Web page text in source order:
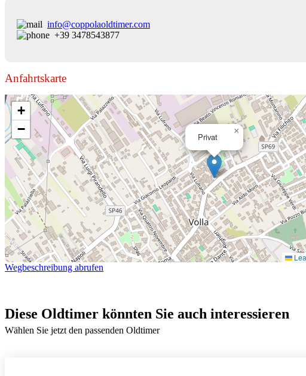
info@coppolaoldtimer.com
+39 3478543877
Anfahrtskarte
Privat
×
+
−
Wegbeschreibung abrufen
Diese Oldtimer könnten Sie auch interessieren
Wählen Sie jetzt den passenden Oldtimer